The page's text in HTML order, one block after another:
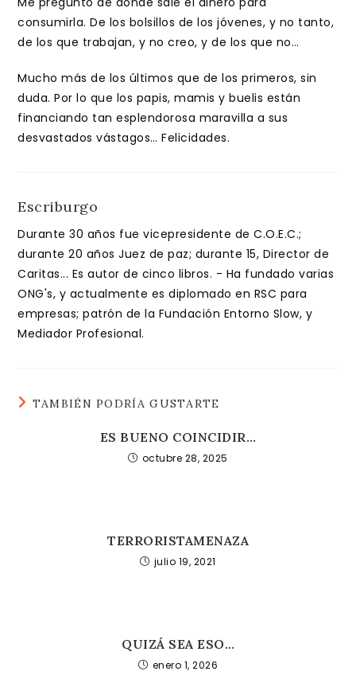
consumirla. De los bolsillos de los jóvenes, y no tanto,
de los que trabajan, y no creo, y de los que no…
Mucho más de los últimos que de los primeros, sin
duda. Por lo que los papis, mamis y buelis están
financiando tan esplendorosa maravilla a sus
desvastados vástagos… Felicidades.
Escriburgo
Durante 30 años fue vicepresidente de C.O.E.C.;
durante 20 años Juez de paz; durante 15, Director de
Caritas... Es autor de cinco libros. - Ha fundado varias
ONG's, y actualmente es diplomado en RSC para
empresas; patrón de la Fundación Entorno Slow, y
Mediador Profesional.
TAMBIÉN PODRÍA GUSTARTE
ES BUENO COINCIDIR…
octubre 28, 2025
TERRORISTAMENAZA
julio 19, 2021
QUIZÁ SEA ESO…
enero 1, 2026